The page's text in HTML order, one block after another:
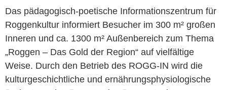
Das pädagogisch-poetische Informationszentrum für
Roggenkultur informiert Besucher im 300 m² großen
Inneren und ca. 1300 m² Außenbereich zum Thema
„Roggen – Das Gold der Region“ auf vielfältige
Weise. Durch den Betrieb des ROGG-IN wird die
kulturgeschichtliche und ernährungsphysiologische